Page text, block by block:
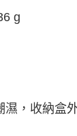
g
濕，收納盒